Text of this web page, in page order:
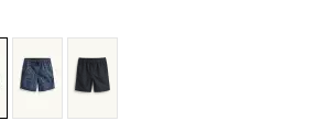
Link
zur
gleichen
Seite.